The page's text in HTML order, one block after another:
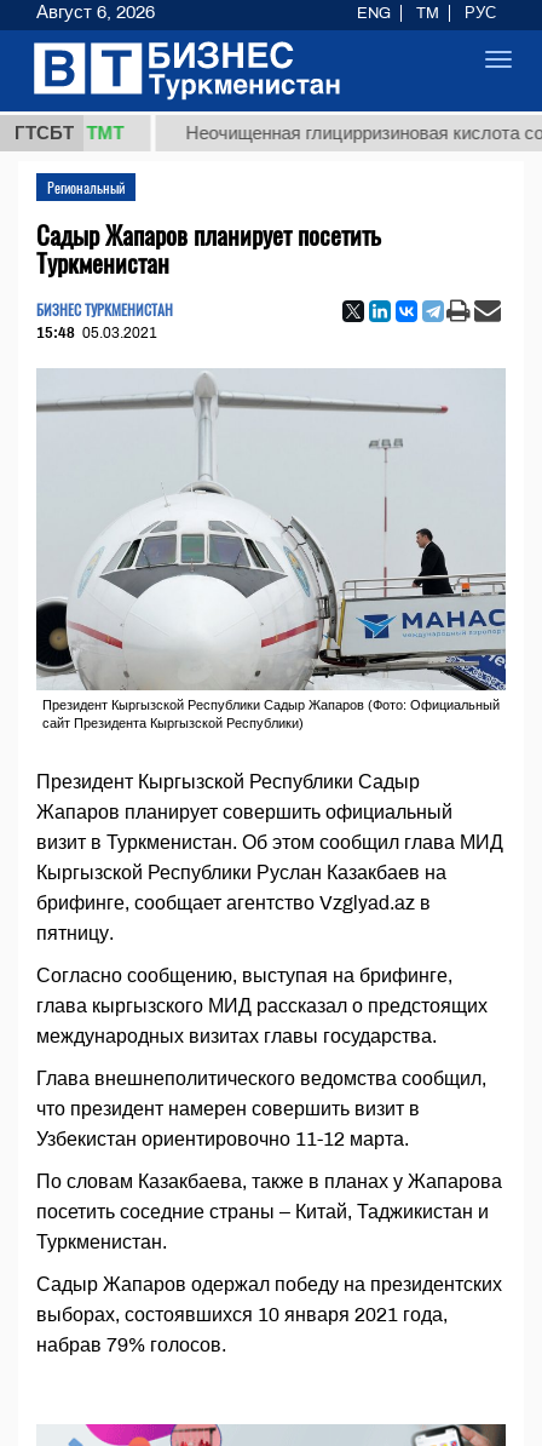
ГТСБТ
ТМТ Неочищенная глицирризиновая кислота
Региональный
Садыр Жапаров планирует посетить
Туркменистан
БИЗНЕС ТУРКМЕНИСТАН
15:48 05.03.2021
Президент Кыргызской Республики Садыр Жапаров (Фото: Официальный
сайт Президента Кыргызской Республики)
Президент Кыргызской Республики Садыр
Жапаров планирует совершить официальный
визит в Туркменистан. Об этом сообщил глава МИД
Кыргызской Республики Руслан Казакбаев на
брифинге, сообщает агентство Vzglyad.az в
пятницу.
Согласно сообщению, выступая на брифинге,
глава кыргызского МИД рассказал о предстоящих
международных визитах главы государства.
Глава внешнеполитического ведомства сообщил,
что президент намерен совершить визит в
Узбекистан ориентировочно 11-12 марта.
По словам Казакбаева, также в планах у Жапарова
посетить соседние страны – Китай, Таджикистан и
Туркменистан.
Садыр Жапаров одержал победу на президентских
выборах, состоявшихся 10 января 2021 года,
набрав 79% голосов.
Август 6, 2026 ENG TM РУС